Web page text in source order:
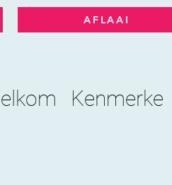
AFLAAI
Kenmerke